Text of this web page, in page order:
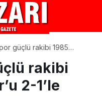
güçlü rakibi 1985
rakibi
2-1’le